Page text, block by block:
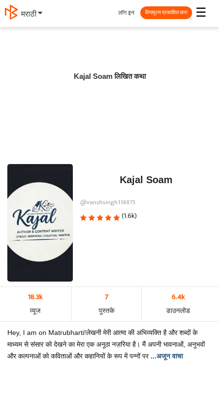
मराठी ☰
लॉग इन विनामूल्य प्रकाशित करा
Kajal Soam लिखित कथा
Kajal Soam
@vanshsingh118873
(1.6k)
18.3k
व्यूज
7
पुस्तके
6.4k
डाउनलोड
Hey, I am on Matrubharti!लेखनी मेरी आत्मा की अभिव्यक्ति है और शब्दों के
माध्यम से संसार को देखने का मेरा एक अनूठा नज़रिया है। मैं अपनी भावनाओं, अनुभवों
और कल्पनाओं को कविताओं और कहानियों के रूप में पन्नों पर ...अजून वाचा